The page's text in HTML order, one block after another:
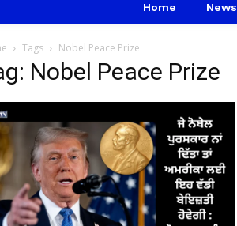
Home News
Tags Nobel Peace Prize
Nobel Peace Prize